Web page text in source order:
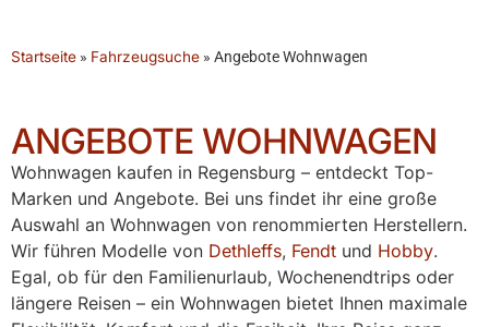
Startseite » Fahrzeugsuche » Angebote Wohnwagen
ANGEBOTE WOHNWAGEN
Wohnwagen kaufen in Regensburg – entdeckt Top-
Marken und Angebote. Bei uns findet ihr eine große
Auswahl an Wohnwagen von renommierten Herstellern.
Wir führen Modelle von Dethleffs, Fendt und Hobby.
Egal, ob für den Familienurlaub, Wochenendtrips oder
längere Reisen – ein Wohnwagen bietet Ihnen maximale